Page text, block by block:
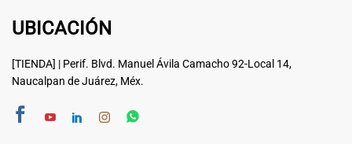
UBICACIÓN
[TIENDA] | Perif. Blvd. Manuel Ávila Camacho 92-Local 14,
Naucalpan de Juárez, Méx.